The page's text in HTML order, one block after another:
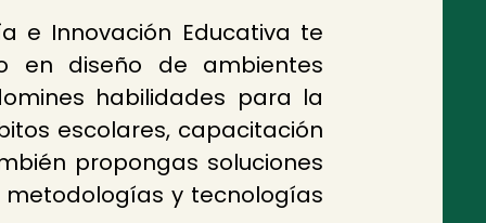
e Innovación Educativa te
en diseño de ambientes
habilidades para la
escolares, capacitación
propongas soluciones
y tecnologías